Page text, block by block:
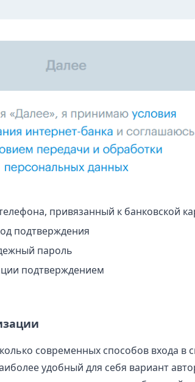
привязанный к банковской
подтверждения
пароль
подтверждением
современных способов входа в
удобный для себя вариант